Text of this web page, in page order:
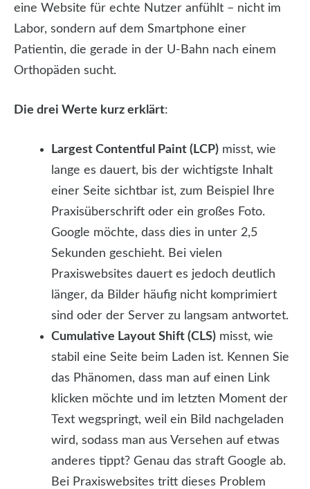
eine Website für echte Nutzer anfühlt – nicht im
Labor, sondern auf dem Smartphone einer
Patientin, die gerade in der U-Bahn nach einem
Orthopäden sucht.
Die drei Werte kurz erklärt:
Largest Contentful Paint (LCP) misst, wie
lange es dauert, bis der wichtigste Inhalt
einer Seite sichtbar ist, zum Beispiel Ihre
Praxisüberschrift oder ein großes Foto.
Google möchte, dass dies in unter 2,5
Sekunden geschieht. Bei vielen
Praxiswebsites dauert es jedoch deutlich
länger, da Bilder häufig nicht komprimiert
sind oder der Server zu langsam antwortet.
Cumulative Layout Shift (CLS) misst, wie
stabil eine Seite beim Laden ist. Kennen Sie
das Phänomen, dass man auf einen Link
klicken möchte und im letzten Moment der
Text wegspringt, weil ein Bild nachgeladen
wird, sodass man aus Versehen auf etwas
anderes tippt? Genau das straft Google ab.
Bei Praxiswebsites tritt dieses Problem